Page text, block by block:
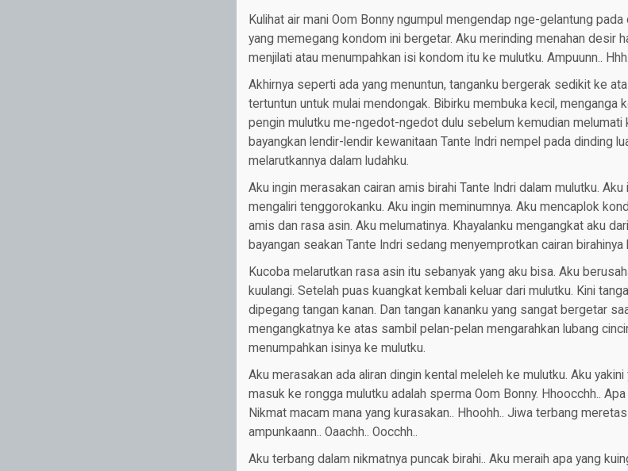
Kulihat air mani Oom Bonny ngumpul mengendap nge-gelantung pada
yang memegang kondom ini bergetar. Aku merinding menahan desir
menjilati atau menumpahkan isi kondom itu ke mulutku. Ampuunn..
Akhirnya seperti ada yang menuntun, tanganku bergerak sedikit ke
tertuntun untuk mulai mendongak. Bibirku membuka kecil, menganga
pengin mulutku me-ngedot-ngedot dulu sebelum kemudian melumati
bayangkan lendir-lendir kewanitaan Tante Indri nempel pada dinding
melarutkannya dalam ludahku.
Aku ingin merasakan cairan amis birahi Tante Indri dalam mulutku.
mengaliri tenggorokanku. Aku ingin meminumnya. Aku mencaplok
amis dan rasa asin. Aku melumatinya. Khayalanku mengangkat aku
bayangan seakan Tante Indri sedang menyemprotkan cairan birahinya
Kucoba melarutkan rasa asin itu sebanyak yang aku bisa. Aku
kuulangi. Setelah puas kuangkat kembali keluar dari mulutku. Kini
dipegang tangan kanan. Dan tangan kananku yang sangat bergetar
mengangkatnya ke atas sambil pelan-pelan mengarahkan lubang
menumpahkan isinya ke mulutku.
Aku merasakan ada aliran dingin kental meleleh ke mulutku. Aku
masuk ke rongga mulutku adalah sperma Oom Bonny. Hhoocchh..
Nikmat macam mana yang kurasakan.. Hhoohh.. Jiwa terbang
ampunkaann.. Oaachh.. Oocchh..
Aku terbang dalam nikmatnya puncak birahi.. Aku meraih apa yang